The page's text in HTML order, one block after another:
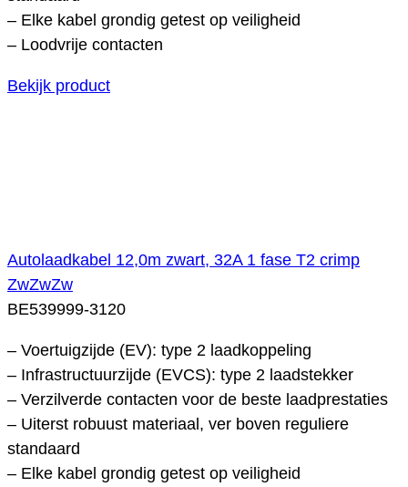
– Elke kabel grondig getest op veiligheid
– Loodvrije contacten
Bekijk product
Autolaadkabel 12,0m zwart, 32A 1 fase T2 crimp
ZwZwZw
BE539999-3120
– Voertuigzijde (EV): type 2 laadkoppeling
– Infrastructuurzijde (EVCS): type 2 laadstekker
– Verzilverde contacten voor de beste laadprestaties
– Uiterst robuust materiaal, ver boven reguliere
standaard
– Elke kabel grondig getest op veiligheid